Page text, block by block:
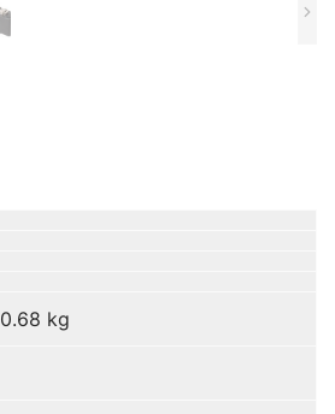
0.68 kg